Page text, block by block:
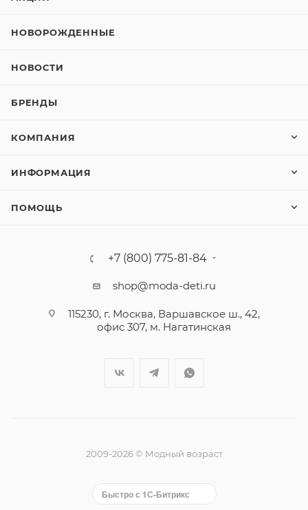
НОВОРОЖДЕННЫЕ
НОВОСТИ
БРЕНДЫ
КОМПАНИЯ
ИНФОРМАЦИЯ
ПОМОЩЬ
+7 (800) 775-81-84
shop@moda-deti.ru
115230, г. Москва, Варшавское ш., 42,
офис 307, м. Нагатинская
2009-2026 © Модный возраст
Быстро с 1С-Битрикс